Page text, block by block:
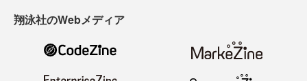
翔泳社のWebメディア